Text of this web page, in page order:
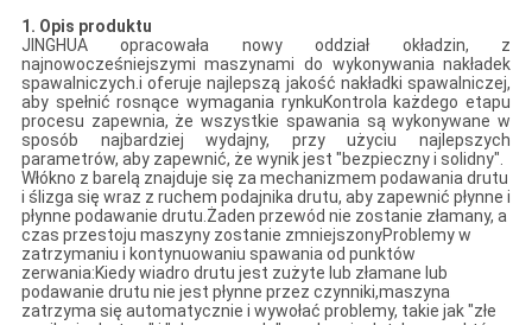
1. Opis produktu
JINGHUA opracowała nowy oddział okładzin, z
najnowocześniejszymi maszynami do wykonywania nakładek
spawalniczych.i oferuje najlepszą jakość nakładki spawalniczej,
aby spełnić rosnące wymagania rynkuKontrola każdego etapu
procesu zapewnia, że wszystkie spawania są wykonywane w
sposób najbardziej wydajny, przy użyciu najlepszych
parametrów, aby zapewnić, że wynik jest "bezpieczny i solidny".
Włókno z barelą znajduje się za mechanizmem podawania drutu
i ślizga się wraz z ruchem podajnika drutu, aby zapewnić płynne i
płynne podawanie drutu.Żaden przewód nie zostanie złamany, a
czas przestoju maszyny zostanie zmniejszonyProblemy w
zatrzymaniu i kontynuowaniu spawania od punktów
zerwania:Kiedy wiadro drutu jest zużyte lub złamane lub
podawanie drutu nie jest płynne przez czynniki,maszyna
zatrzyma się automatycznie i wywołać problemy, takie jak "złe